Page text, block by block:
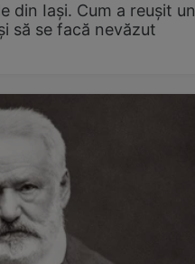
din Iași. Cum a reușit un
să se facă nevăzut